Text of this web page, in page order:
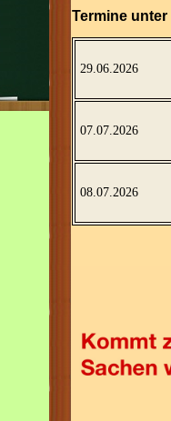
Termine
29.06.2026
07.07.2026
08.07.2026